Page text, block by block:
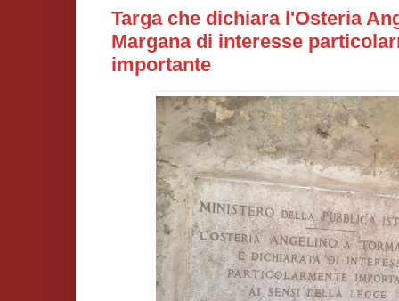
Targa che dichiara l'Osteria
Margana di interesse
importante